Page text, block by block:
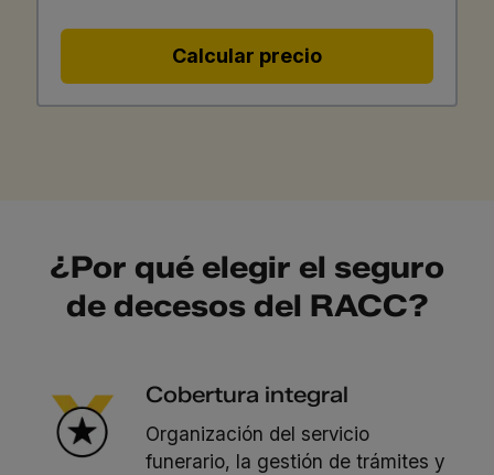
Calcular precio
¿Por qué elegir el seguro
de decesos del RACC?
Cobertura integral
Organización del servicio
funerario, la gestión de trámites y